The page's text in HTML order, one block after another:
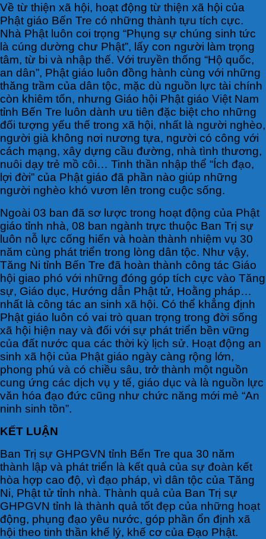
Về từ thiện xã hội, hoạt động từ thiện xã hội của
Phật giáo Bến Tre có những thành tựu tích cực.
Nhà Phật luôn coi trọng “Phụng sự chúng sinh tức
là cúng dường chư Phật”, lấy con người làm trọng
tâm, từ bi và nhập thế. Với truyền thống “Hộ quốc,
an dân”, Phật giáo luôn đồng hành cùng với những
thăng trầm của dân tộc, mặc dù nguồn lực tài chính
còn khiêm tốn, nhưng Giáo hội Phật giáo Việt Nam
tỉnh Bến Tre luôn dành ưu tiên đặc biệt cho những
đối tượng yếu thế trong xã hội, nhất là người nghèo,
người già không nơi nương tựa, người có công với
cách mạng, xây dựng cầu đường, nhà tình thương,
nuôi dạy trẻ mồ côi… Tinh thần nhập thể “Ích đạo,
lợi đời” của Phật giáo đã phần nào giúp những
người nghèo khó vươn lên trong cuộc sống.
Ngoài 03 ban đã sơ lược trong hoạt động của Phật
giáo tỉnh nhà, 08 ban ngành trực thuộc Ban Trị sự
luôn nỗ lực cống hiến và hoàn thành nhiệm vụ 30
năm cùng phát triển trong lòng dân tộc. Như vậy,
Tăng Ni tỉnh Bến Tre đã hoàn thành công tác Giáo
hội giao phó với những đóng góp tích cực vào Tăng
sự, Giáo dục, Hướng dẫn Phật tử, Hoằng pháp…
nhất là công tác an sinh xã hội. Có thể khẳng định
Phật giáo luôn có vai trò quan trọng trong đời sống
xã hội hiện nay và đối với sự phát triển bền vững
của đất nước qua các thời kỳ lịch sử. Hoạt động an
sinh xã hội của Phật giáo ngày càng rộng lớn,
phong phú và có chiều sâu, trở thành một nguồn
cung ứng các dịch vụ y tế, giáo dục và là nguồn lực
văn hóa đạo đức cũng như chức năng mới mẻ “An
ninh sinh tồn”.
KẾT LUẬN
Ban Trị sự GHPGVN tỉnh Bến Tre qua 30 năm
thành lập và phát triển là kết quả của sự đoàn kết
hòa hợp cao độ, vì đạo pháp, vì dân tộc của Tăng
Ni, Phật tử tỉnh nhà. Thành quả của Ban Trị sự
GHPGVN tỉnh là thành quả tốt đẹp của những hoạt
động, phụng đạo yêu nước, góp phần ổn định xã
hội theo tinh thần khế lý, khế cơ của Đạo Phật.